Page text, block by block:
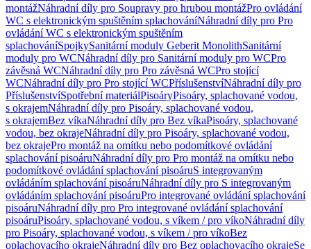
montážNáhradní díly pro Soupravy pro hrubou montážPro ovládání
WC s elektronickým spuštěním splachováníNáhradní díly pro Pro
ovládání WC s elektronickým spuštěním
splachováníSpojkySanitární moduly Geberit MonolithSanitární
moduly pro WCNáhradní díly pro Sanitární moduly pro WCPro
závěsná WCNáhradní díly pro Pro závěsná WCPro stojící
WCNáhradní díly pro Pro stojící WCPříslušenstvíNáhradní díly pro
PříslušenstvíSpotřební materiálPisoáryPisoáry, splachované vodou,
s okrajemNáhradní díly pro Pisoáry, splachované vodou,
s okrajemBez víkaNáhradní díly pro Bez víkaPisoáry, splachované
vodou, bez okrajeNáhradní díly pro Pisoáry, splachované vodou,
bez okrajePro montáž na omítku nebo podomítkové ovládání
splachování pisoáruNáhradní díly pro Pro montáž na omítku nebo
podomítkové ovládání splachování pisoáruS integrovaným
ovládáním splachování pisoáruNáhradní díly pro S integrovaným
ovládáním splachování pisoáruPro integrované ovládání splachování
pisoáruNáhradní díly pro Pro integrované ovládání splachování
pisoáruPisoáry, splachované vodou, s víkem / pro víkoNáhradní díly
pro Pisoáry, splachované vodou, s víkem / pro víkoBez
oplachovacího okrajeNáhradní díly pro Bez oplachovacího okrajeSe